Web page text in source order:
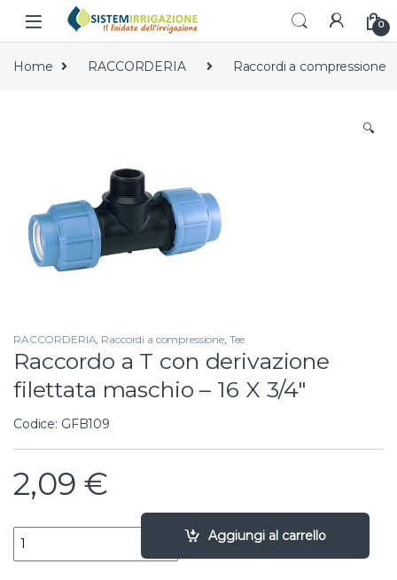
Skip to navigation
Skip to content
0
Home RACCORDERIA Raccordi a compressione
🔍
RACCORDERIA, Raccordi a compressione, Tee
Raccordo a T con derivazione
filettata maschio – 16 X 3/4″
Codice: GFB109
2,09 €
Raccordo a T con derivazione filettata maschio - 16 X 3/4"
Aggiungi al carrello